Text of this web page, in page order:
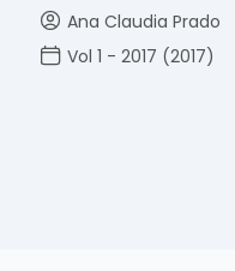
Ana Claudia Prado
Vol 1 - 2017 (2017)